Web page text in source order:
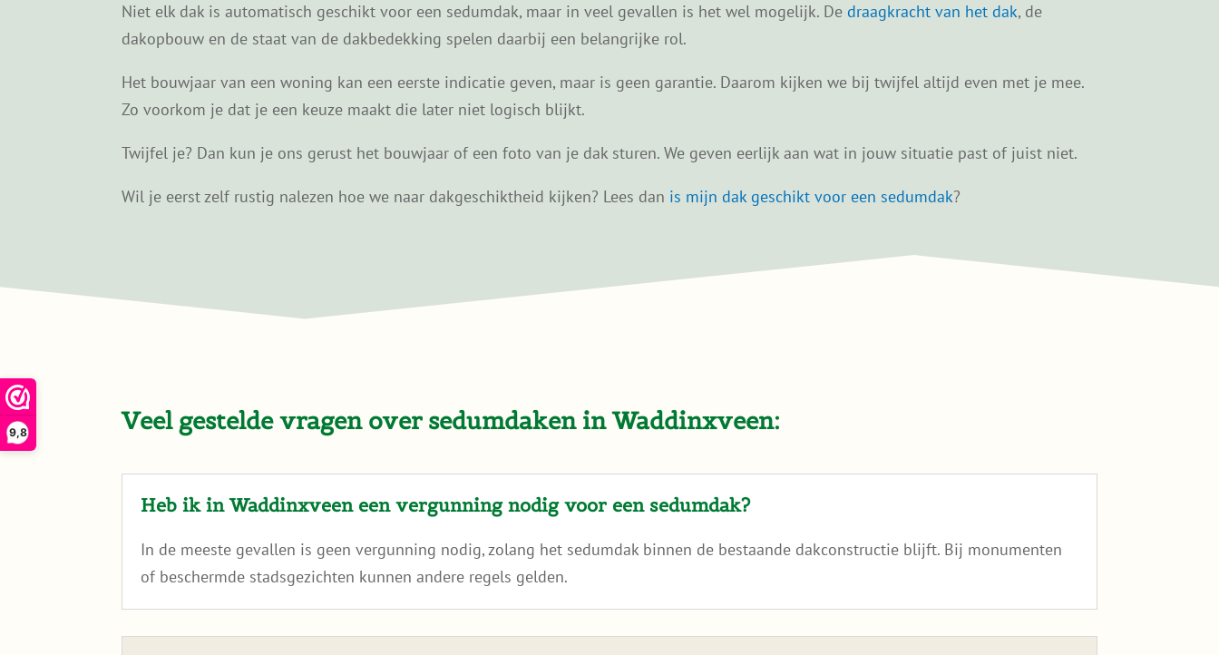
9,8
Niet elk dak is automatisch geschikt voor een sedumdak, maar in veel gevallen is het wel mogelijk. Dedraagkracht van het dak, de
dakopbouw en de staat van de dakbedekking spelen daarbij een belangrijke rol.
Het bouwjaar van een woning kan een eerste indicatie geven, maar is geen garantie. Daarom kijken we bij twijfel altijd even met je mee.
Zo voorkom je dat je een keuze maakt die later niet logisch blijkt.
Twijfel je? Dan kun je ons gerust het bouwjaar of een foto van je dak sturen. We geven eerlijk aan wat in jouw situatie past of juist niet.
Wil je eerst zelf rustig nalezen hoe we naar dakgeschiktheid kijken? Lees dan is mijn dak geschikt voor een sedumdak?
Veel gestelde vragen over sedumdaken in Waddinxveen:
Heb ik in Waddinxveen een vergunning nodig voor een sedumdak?
In de meeste gevallen is geen vergunning nodig, zolang het sedumdak binnen de bestaande dakconstructie blijft. Bij monumenten
of beschermde stadsgezichten kunnen andere regels gelden.